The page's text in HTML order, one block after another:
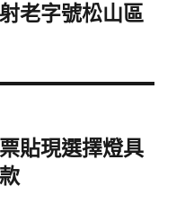
老字號松山區
貼現選擇燈具